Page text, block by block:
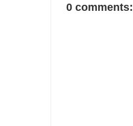
0 comments: